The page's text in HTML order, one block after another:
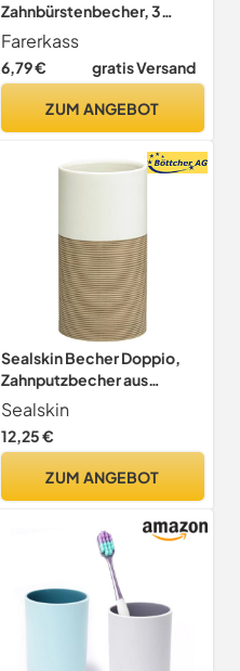
Zahnbürstenbecher, 3
Stück 300ML
Zahnputzbecher,
Toothbrush Holder,
Zahnbürste und Zahnpasta
Lebensmittelqualität
Farerkass
6,79 € gratis Versand
ZUM ANGEBOT
Sealskin Becher Doppio,
Zahnputzbecher aus
natürlichem Porzellan,
Farbe Sand, handbemalt
Sealskin
12,25 €
ZUM ANGEBOT